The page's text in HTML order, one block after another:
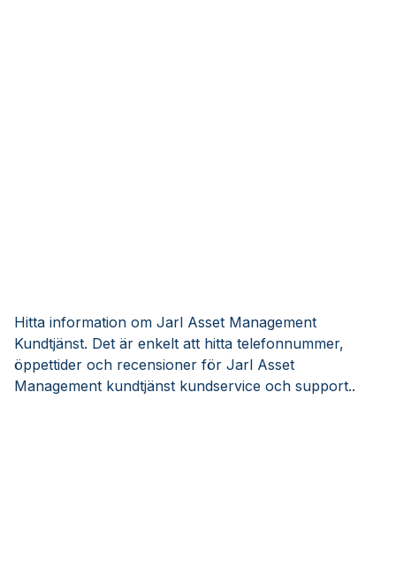
Hitta information om Jarl Asset Management
Kundtjänst. Det är enkelt att hitta telefonnummer,
öppettider och recensioner för Jarl Asset
Management kundtjänst kundservice och support..